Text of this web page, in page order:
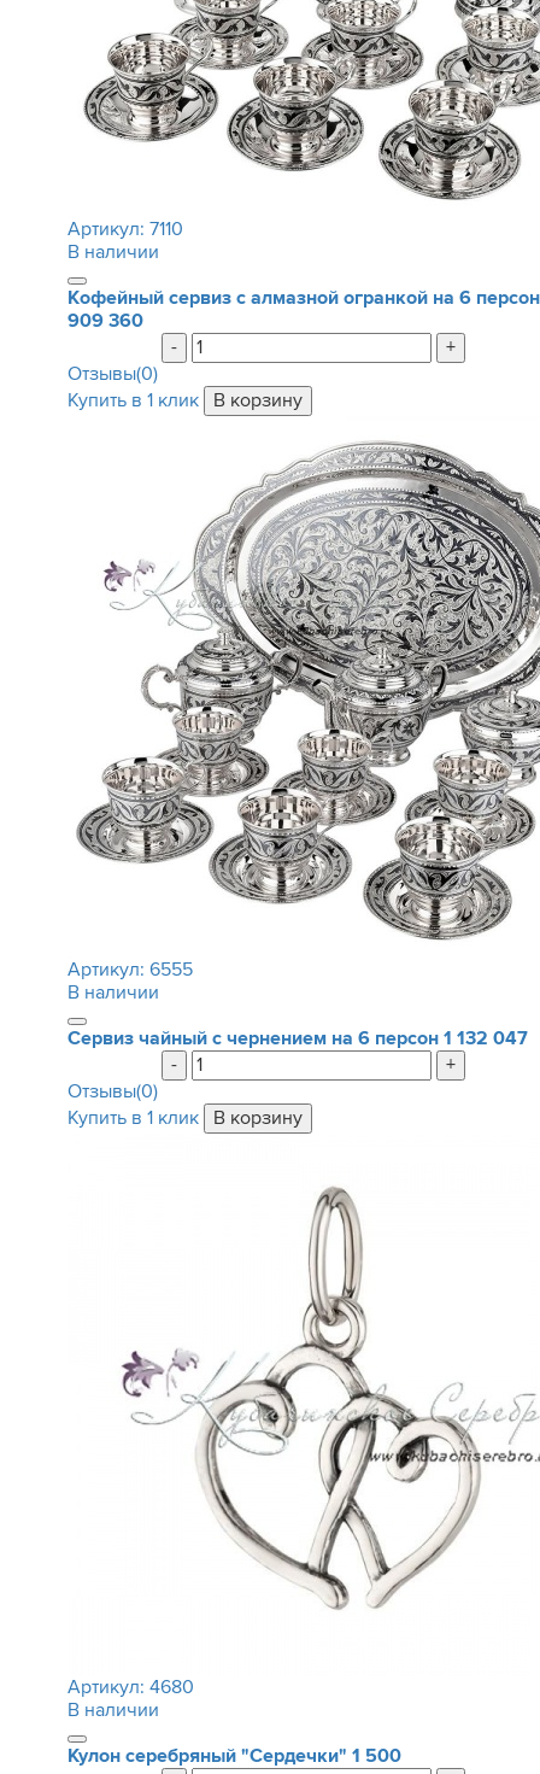
Артикул: 7110
В наличии
Кофейный сервиз с алмазной огранкой на 6 персон
909 360
-
+
Отзывы(0)
Купить в 1 клик
Артикул: 6555
В наличии
Сервиз чайный с чернением на 6 персон 1 132 047
-
+
Отзывы(0)
Купить в 1 клик
Артикул: 4680
В наличии
Кулон серебряный "Сердечки" 1 500